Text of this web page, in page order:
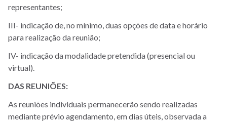
representantes;
III- indicação de, no mínimo, duas opções de data e horário
para realização da reunião;
IV- indicação da modalidade pretendida (presencial ou
virtual).
DAS REUNIÕES:
As reuniões individuais permanecerão sendo realizadas
mediante prévio agendamento, em dias úteis, observada a